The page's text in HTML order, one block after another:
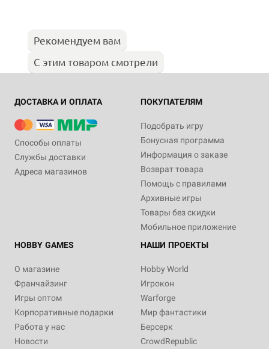
Рекомендуем вам
С этим товаром смотрели
ДОСТАВКА И ОПЛАТА
Способы оплаты
Службы доставки
Адреса магазинов
ПОКУПАТЕЛЯМ
Подобрать игру
Бонусная программа
Информация о заказе
Возврат товара
Помощь с правилами
Архивные игры
Товары без скидки
Мобильное приложение
HOBBY GAMES
О магазине
Франчайзинг
Игры оптом
Корпоративные подарки
Работа у нас
Новости
НАШИ ПРОЕКТЫ
Hobby World
Игрокон
Warforge
Мир фантастики
Берсерк
CrowdRepublic